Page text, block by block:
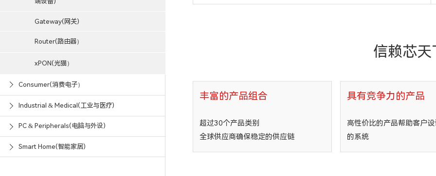
Gateway(网关)
Router(路由器）
xPON(光猫）
Consumer(消费电子）
Industrial & Medical(工业与医疗)
PC & Peripherals(电脑与外设)
Smart Home(智能家居)
信赖芯天
丰富的产品组合
超过30个产品类别
全球供应商确保稳定的供应链
具有竞争力的产品
高性价比的产品帮助客户
的系统